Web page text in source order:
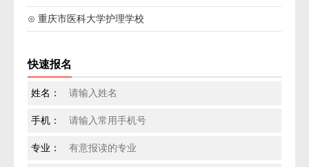
⊙ 重庆市医科大学护理学校
快速报名
姓名：
手机：
专业：